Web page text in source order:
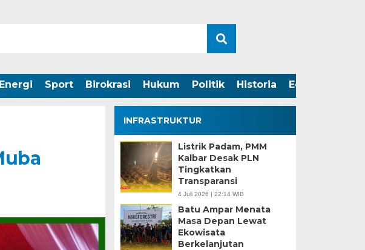
Energi Sport Birokrasi Hukum Politik Historia Edukasi
INFRASTRUKTUR
Listrik Padam, PMM
Kalbar Desak PLN
Tingkatkan
Transparansi
4 Juli 2026 | 22:14 WIB
Batu Ampar Menata
Masa Depan Lewat
Ekowisata
Berkelanjutan